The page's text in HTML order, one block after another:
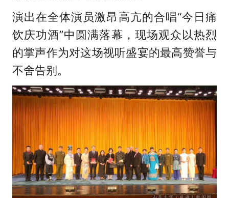
演出在全体演员激昂高亢的合唱“今日痛
饮庆功酒”中圆满落幕，现场观众以热烈
的掌声作为对这场视听盛宴的最高赞誉与
不舍告别。